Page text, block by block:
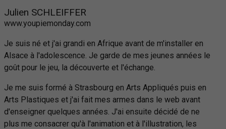
Julien SCHLEIFFER
www.youpiemonday.com
Je suis né et j'ai grandi en Afrique avant de m'installer en
Alsace à l'adolescence. Je garde de mes jeunes années le
goût pour le jeu, la découverte et l'échange.
Je me suis formé à Strasbourg en Arts Appliqués puis en
Arts Plastiques et j'ai fait mes armes dans le web avant
d'enseigner quelques années. J'ai ensuite décidé de ne
plus me consacrer qu'à l'animation et à l'illustration, les